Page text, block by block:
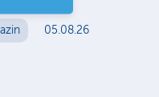
05.08.26